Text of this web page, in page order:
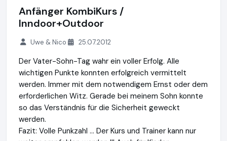
Anfänger KombiKurs /
Inndoor+Outdoor
Uwe & Nico 25.07.2012
Der Vater-Sohn-Tag wahr ein voller Erfolg. Alle
wichtigen Punkte konnten erfolgreich vermittelt
werden. Immer mit dem notwendigem Ernst oder dem
erforderlichen Witz. Gerade bei meinem Sohn konnte
so das Verständnis für die Sicherheit geweckt
werden.
Fazit: Volle Punkzahl ... Der Kurs und Trainer kann nur